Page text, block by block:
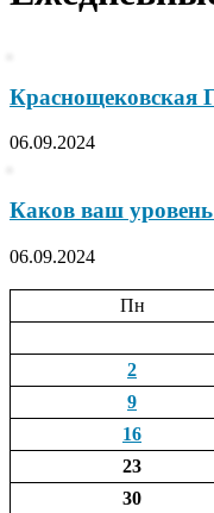
Краснощековская
06.09.2024
Каков ваш
06.09.2024
Пн
2
9
16
23
30